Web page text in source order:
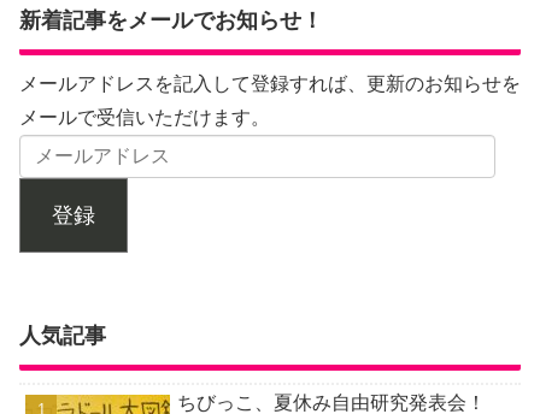
新着記事をメールでお知らせ！
メールアドレスを記入して登録すれば、更新のお知らせを
メールで受信いただけます。
登録
人気記事
ちびっこ、夏休み自由研究発表会！